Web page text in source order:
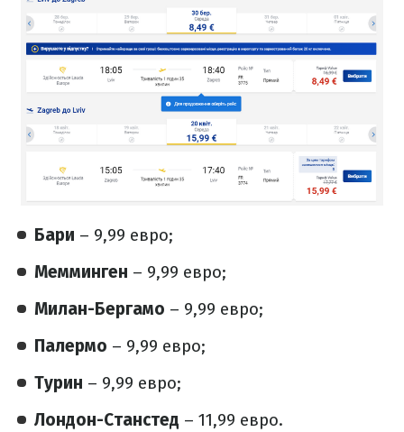
Бари – 9,99 евро;
Мемминген – 9,99 евро;
Милан-Бергамо – 9,99 евро;
Палермо – 9,99 евро;
Турин – 9,99 евро;
Лондон-Станстед – 11,99 евро.